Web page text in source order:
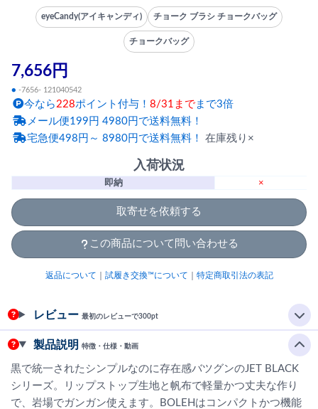
eyeCandy(アイキャンディ) チョーク ブラシ チョークバッグ
チョークバッグ
7,656円
● -7656- 121040542
今なら 228ポイント付与！ 8/31まで まで3倍
メール便199円 4980円で送料無料！
宅急便498円～ 8980円で送料無料！ 在庫残り×
入荷状況
即納 ×
取寄せを依頼する
この商品について問い合わせる
返品について 試履き交換™について 特定商取引法の表記
レビュー 最初のレビューで300pt
製品説明 特徴・仕様・動画
黒で統一されたシンプルなのに存在感バツグンのJET BLACK
シリーズ。リップストップ生地と帆布で軽量かつ丈夫な作り
で、岩場でガンガン使えます。BOLEHはコンパクトかつ機能